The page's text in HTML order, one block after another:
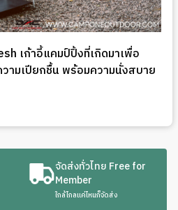
เก้าอี้แคมป์ปิ้งที่เกิดมาเพื่อ
ามเปียกชื้น พร้อมความนั่งสบาย
จัดส่งทั่วไทย Free for
Member
ใกล้ไกลแค่ไหนก็จัดส่ง